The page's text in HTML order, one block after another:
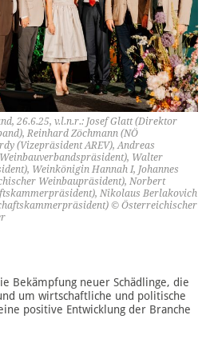
26.6.25, v.l.n.r.: Josef Glatt (Direktor
Reinhard Zöchmann (NÖ
(Vizepräsident AREV), Andreas
Walter
Weinkönigin Hannah I, Johannes
Weinbaupräsident), Norbert
Nikolaus Berlakovich
© Österreichischer
Bekämpfung neuer Schädlinge, die
um wirtschaftliche und politische
positive Entwicklung der Branche